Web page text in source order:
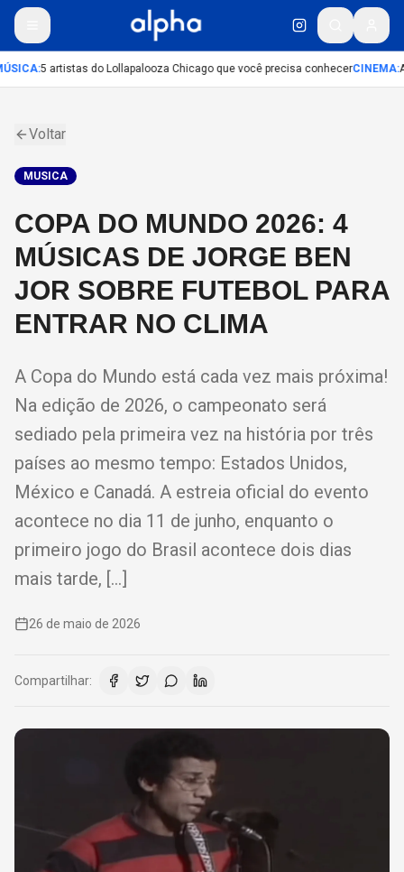
:5 artistas do Lollapalooza Chicago que você precisa conhecerCINEMA:
Voltar
MUSICA
COPA DO MUNDO 2026: 4
MÚSICAS DE JORGE BEN
JOR SOBRE FUTEBOL PARA
ENTRAR NO CLIMA
A Copa do Mundo está cada vez mais próxima!
Na edição de 2026, o campeonato será
sediado pela primeira vez na história por três
países ao mesmo tempo: Estados Unidos,
México e Canadá. A estreia oficial do evento
acontece no dia 11 de junho, enquanto o
primeiro jogo do Brasil acontece dois dias
mais tarde, […]
26 de maio de 2026
Compartilhar: